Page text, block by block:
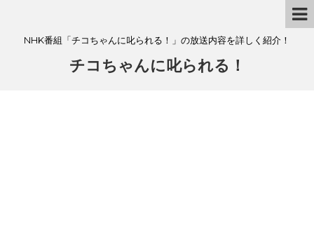
NHK番組「チコちゃんに叱られる！」の放送内容を詳しく紹介！
チコちゃんに叱られる！